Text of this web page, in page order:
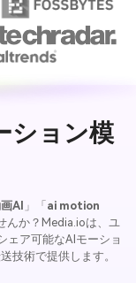
ション模
AI 」「ai motion
んか？Media.ioは、ユ
ェア可能なAIモーショ
技術で提供します。